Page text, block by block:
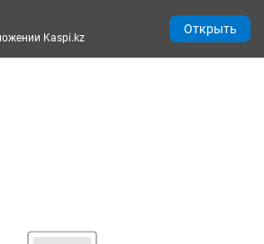
Kaspi.kz
Открыть